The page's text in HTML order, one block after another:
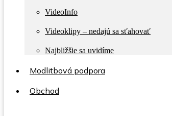
VideoInfo
Videoklipy – nedajú sa sťahovať
Najbližšie sa uvidíme
Modlitbová podpora
Obchod